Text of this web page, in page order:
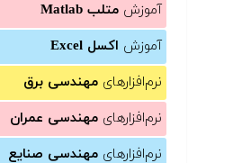
آموزش متلب Matlab
آموزش اکسل Excel
نرم‌افزارهای مهندسی برق
نرم‌افزارهای مهندسی عمران
نرم‌افزارهای مهندسی صنایع